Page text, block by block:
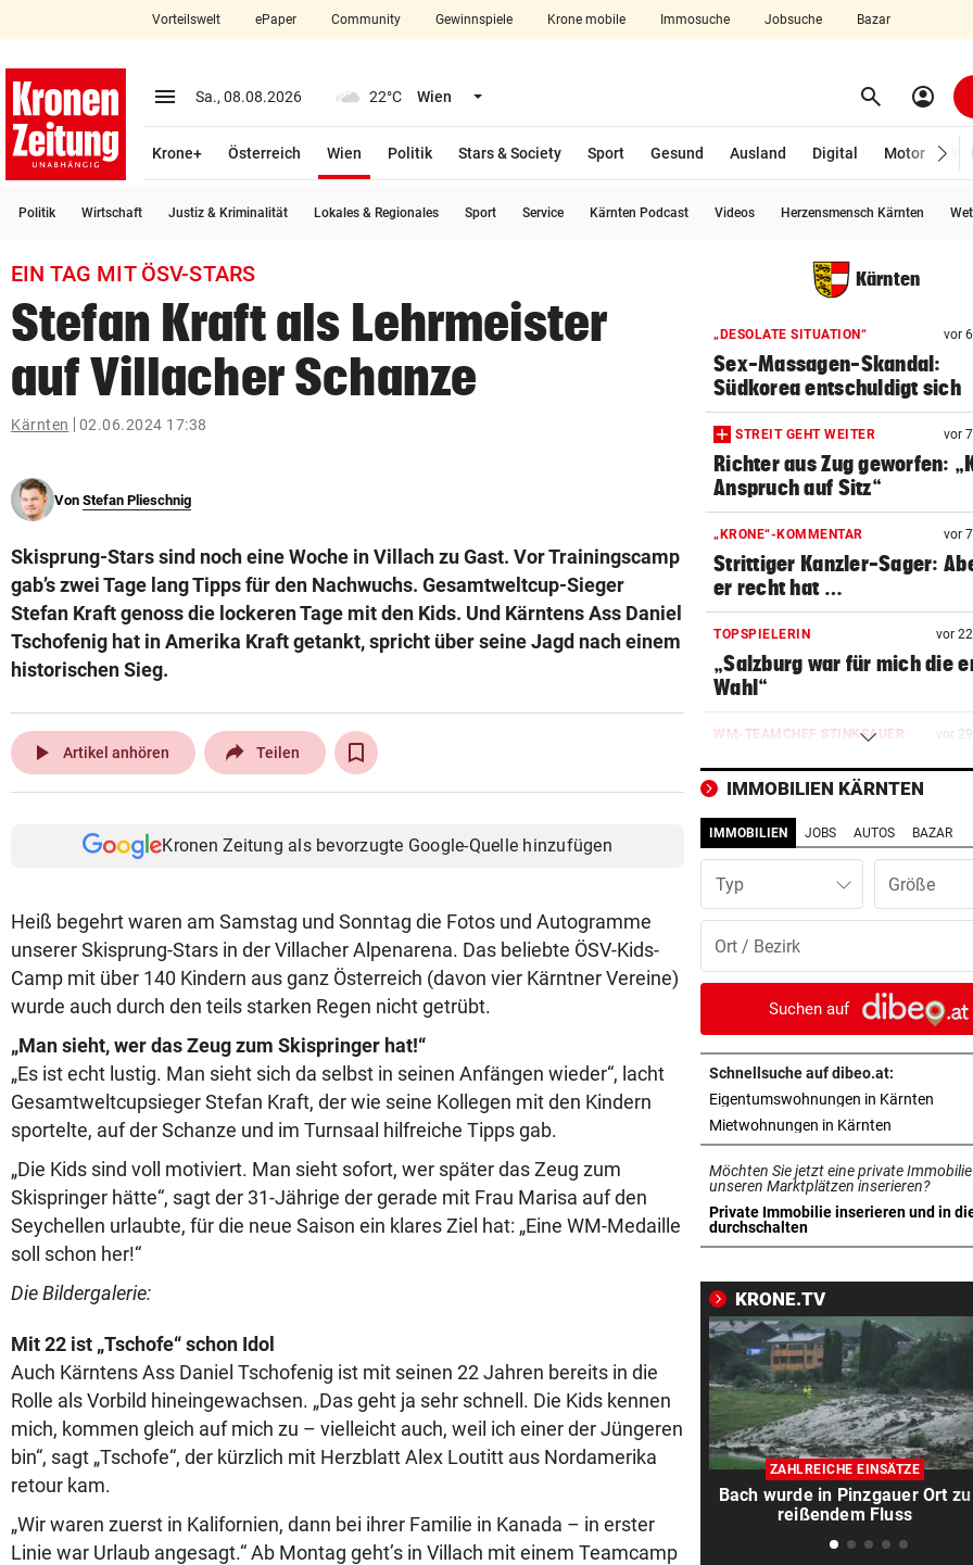
closeSchließen
account_circle Anmelden
arrow_right
Suchbegriff
eingeben
© Krone Multimedia GmbH & Co KG 2026
Vorteilswelt ePaper Community Gewinnspiele Krone mobile Immosuche Jobsuche Bazar
menu Menü aufklappen
Sa., 08.08.2026 22°C Wien Menü aufklappen search Suchen
account_circle
Krone+ Österreich Wien
Politik
Stars & Society Sport Gesund Ausland Digital Motor
Politik Wirtschaft Justiz & Kriminalität Lokales & Regionales Sport Service Kärnten Podcast Videos Herzensmensch Kärnten
EIN TAG MIT ÖSV-STARS
Stefan Kraft als Lehrmeister
auf Villacher Schanze
Kärnten 02.06.2024 17:38
Von Stefan Plieschnig
Skisprung-Stars sind noch eine Woche in Villach zu Gast. Vor Trainingscamp
gab’s zwei Tage lang Tipps für den Nachwuchs. Gesamtweltcup-Sieger
Stefan Kraft genoss die lockeren Tage mit den Kids. Und Kärntens Ass Daniel
Tschofenig hat in Amerika Kraft getankt, spricht über seine Jagd nach einem
historischen Sieg.
play_arrow Artikel anhören Teilen
Kronen Zeitung als bevorzugte Google-Quelle hinzufügen
Heiß begehrt waren am Samstag und Sonntag die Fotos und Autogramme
unserer Skisprung-Stars in der Villacher Alpenarena. Das beliebte ÖSV-Kids-
Camp mit über 140 Kindern aus ganz Österreich (davon vier Kärntner Vereine)
wurde auch durch den teils starken Regen nicht getrübt.
„Man sieht, wer das Zeug zum Skispringer hat!“
„Es ist echt lustig. Man sieht sich da selbst in seinen Anfängen wieder“, lacht
Gesamtweltcupsieger Stefan Kraft, der wie seine Kollegen mit den Kindern
sportelte, auf der Schanze und im Turnsaal hilfreiche Tipps gab.
„Die Kids sind voll motiviert. Man sieht sofort, wer später das Zeug zum
Skispringer hätte“, sagt der 31-Jährige der gerade mit Frau Marisa auf den
Seychellen urlaubte, für die neue Saison ein klares Ziel hat: „Eine WM-Medaille
soll schon her!“
Die Bildergalerie:
Mit 22 ist „Tschofe“ schon Idol
Auch Kärntens Ass Daniel Tschofenig ist mit seinen 22 Jahren bereits in die
Rolle als Vorbild hineingewachsen. „Das geht ja sehr schnell. Die Kids kennen
mich, kommen gleich auf mich zu – vielleicht auch, weil ich einer der Jüngeren
bin“, sagt „Tschofe“, der kürzlich mit Herzblatt Alex Loutitt aus Nordamerika
retour kam.
„Wir waren zuerst in Kalifornien, dann bei ihrer Familie in Kanada – in erster
Linie war Urlaub angesagt.“ Ab Montag geht’s in Villach mit einem Teamcamp
Kärnten
„DESOLATE SITUATION“ vor
Sex-Massagen-Skandal:
Südkorea entschuldigt sich
STREIT GEHT WEITER vor
Richter aus Zug geworfen:
Anspruch auf Sitz“
„KRONE“-KOMMENTAR vor
Strittiger Kanzler-Sager:
er recht hat …
TOPSPIELERIN vor
„Salzburg war für mich die
Wahl“
WM-TEAMCHEF STINKSAUER vor
„Ratte“: Hat Cannavaro
Verräter im Team?
ARBEIT UND URLAUB vor 37
Steirische Ärztin tauschte
gegen „Traumschiff“
vor
Auto in Baugrube
TRAINER ZARIC DEUTLICH vor
Trotz 3:1 gegen WSG bleibt
Altachern ein Problem
FÄHIGKEITEN BEDENKLICH
Sorge um Sicherheit: OpenAI
muss neue KI einhegen
WARTEN AUF DEN SIEG?
ganz andere!“
500 STATT FÜNF EURO vor 2
Falscher Spendensammler
Paar über den Tisch
ANRAINER SCHILDERT vor
Heftiges Beben riss Tiroler
Morgen aus Schlaf
IMMOBILIEN KÄRNTEN
IMMOBILIEN JOBS AUTOS BAZAR
Typ
Suchen auf
Schnellsuche auf dibeo.at:
Eigentumswohnungen in Kärnten
Mietwohnungen in Kärnten
Möchten Sie jetzt eine private
unseren Marktplätzen inserieren?
Private Immobilie inserieren und in
durchschalten
in neuem Tab öffnen
KRONE.TV
ZAHLREICHE EINSÄTZE
Bach wurde in Pinzgauer Ort zu
reißendem Fluss